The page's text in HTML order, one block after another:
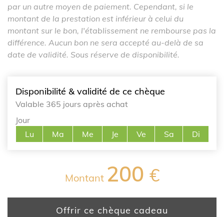
par un autre moyen de paiement. Cependant, si le
montant de la prestation est inférieur à celui du
montant sur le bon, l'établissement ne rembourse pas la
différence. Aucun bon ne sera accepté au-delà de sa
date de validité. Sous réserve de disponibilité.
Disponibilité & validité de ce chèque
Valable 365 jours après achat
Jour
Lu
Ma Me Je Ve Sa Di
Montant 200 €
Offrir ce chèque cadeau